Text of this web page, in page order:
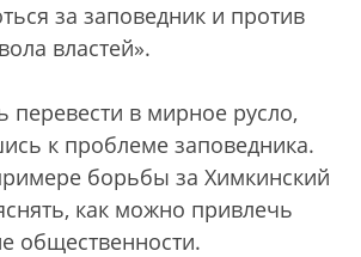
за заповедник и против
властей».
перевести в мирное русло,
к проблеме заповедника.
борьбы за Химкинский
как можно привлечь
общественности.